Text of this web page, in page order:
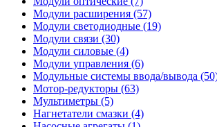
Модули расширения (57)
Модули светодиодные (19)
Модули связи (30)
Модули силовые (4)
Модули управления (6)
Модульные системы ввода/вывода
Мотор-редукторы (63)
Мультиметры (5)
Нагнетатели смазки (4)